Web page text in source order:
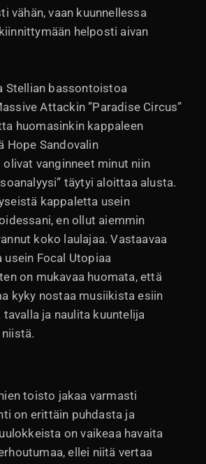
vähän, vaan kuunnellessa
helposti aivan
Stellian bassontoistoa
Attackin ”Paradise Circus”
huomasinkin kappaleen
Hope Sandovalin
olivat vanginneet minut niin
täytyi aloittaa alusta.
kappaletta usein
en ollut aiemmin
koko laulajaa. Vastaavaa
Focal Utopiaa
on mukavaa huomata, että
kyky nostaa musiikista esiin
ja naulita kuuntelija
toisto jakaa varmasti
on erittäin puhdasta ja
on vaikeaa havaita
ellei niitä vertaa